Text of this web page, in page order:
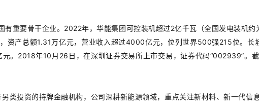
重要骨干企业。2022年，华能集团可控装机超过2亿千瓦（全国发电装机约
资产总额1.31万亿元，营业收入超过4000亿元，位列世界500强215位。长
。2018年10月26日，在深圳证券交易所上市交易，证券代码“002939”。
类投资的持牌金融机构，公司深耕新能源领域，重点关注新材料、新一代信